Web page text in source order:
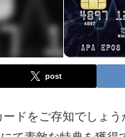
post
ードをご存知でしょ